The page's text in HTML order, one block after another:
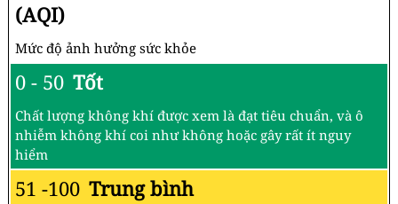
(AQI)
Mức độ ảnh hưởng sức khỏe
0 - 50 Tốt
Chất lượng không khí được xem là đạt tiêu chuẩn, và ô
nhiễm không khí coi như không hoặc gây rất ít nguy
hiểm
51 -100 Trung bình